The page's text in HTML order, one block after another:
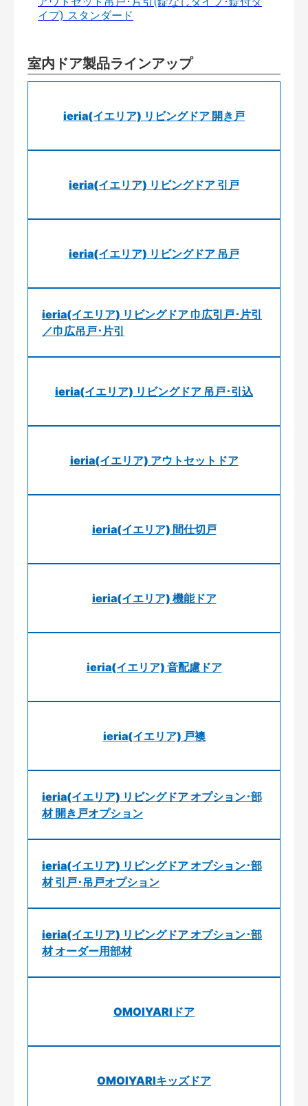
イプ) スタンダード
室内ドア製品ラインアップ
ieria(イエリア) リビングドア 開き戸
ieria(イエリア) リビングドア 引戸
ieria(イエリア) リビングドア 吊戸
ieria(イエリア) リビングドア 巾広引戸･片引
／巾広吊戸･片引
ieria(イエリア) リビングドア 吊戸･引込
ieria(イエリア) アウトセットドア
ieria(イエリア) 間仕切戸
ieria(イエリア) 機能ドア
ieria(イエリア) 音配慮ドア
ieria(イエリア) 戸襖
ieria(イエリア) リビングドア オプション･部
材 開き戸オプション
ieria(イエリア) リビングドア オプション･部
材 引戸･吊戸オプション
ieria(イエリア) リビングドア オプション･部
材 オーダー用部材
OMOIYARIドア
OMOIYARIキッズドア